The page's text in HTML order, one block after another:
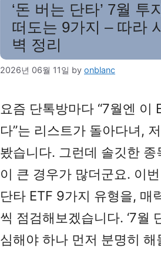
‘돈 버는 단타’ 7월 투
떠도는 9가지 – 따라
벽 정리
2026년 06월 11일 by onblanc
요즘 단톡방마다 “7월엔 이
다”는 리스트가 돌아다녀,
봤습니다. 그런데 솔깃한 종
이 큰 경우가 많더군요. 이
단타 ETF 9가지 유형을, 매
씩 점검해보겠습니다. ‘7월
심해야 하나 먼저 분명히 해